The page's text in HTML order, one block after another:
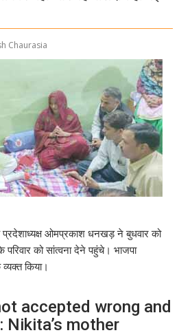
Chaurasia
प्रदेशाध्यक्ष ओमप्रकाश धनखड़ ने बुधवार को
परिवार को सांत्वना देने पहुंचे। भाजपा
किया।
accepted wrong and
mother